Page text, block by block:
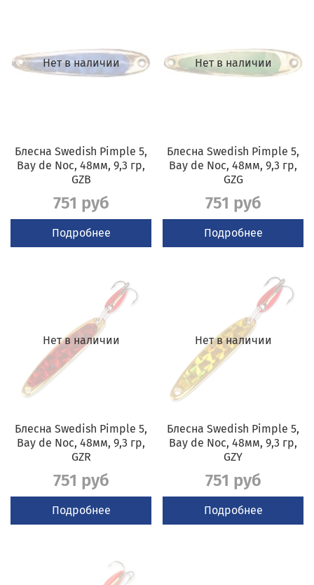
Нет в наличии
Блесна Swedish Pimple 5,
Bay de Noc, 48мм, 9,3 гр,
GZB
751 руб
Подробнее
Нет в наличии
Блесна Swedish Pimple 5,
Bay de Noc, 48мм, 9,3 гр,
GZG
751 руб
Подробнее
Нет в наличии
Блесна Swedish Pimple 5,
Bay de Noc, 48мм, 9,3 гр,
GZR
751 руб
Подробнее
Нет в наличии
Блесна Swedish Pimple 5,
Bay de Noc, 48мм, 9,3 гр,
GZY
751 руб
Подробнее